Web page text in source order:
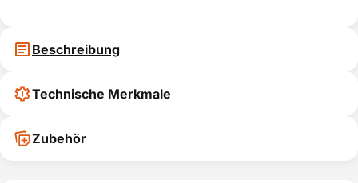
Beschreibung
Technische Merkmale
Zubehör